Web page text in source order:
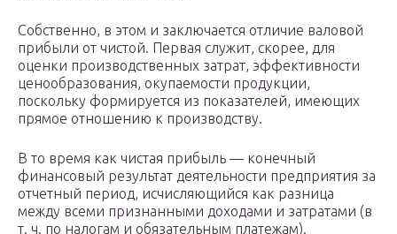
Собственно, в этом и заключается отличие валовой
прибыли от чистой. Первая служит, скорее, для
оценки производственных затрат, эффективности
ценообразования, окупаемости продукции,
поскольку формируется из показателей, имеющих
прямое отношению к производству.
В то время как чистая прибыль — конечный
финансовый результат деятельности предприятия за
отчетный период, исчисляющийся как разница
между всеми признанными доходами и затратами (в
т. ч. по налогам и обязательным платежам).